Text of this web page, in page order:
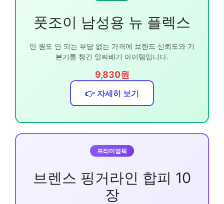
풋조이 남성용 뉴 플렉스
만 원도 안 되는 부담 없는 가격에 브랜드 신뢰도와 기
본기를 챙긴 알짜배기 아이템입니다.
9,830원
👉 자세히 보기
프리미엄픽
브렌스 핑거라인 합피 10
장